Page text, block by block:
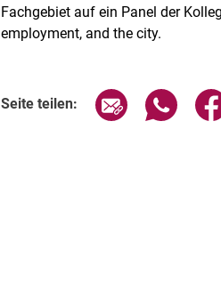
Fachgebiet auf ein Panel der
employment, and the city.
Seite teilen: Seite über E-
Seite